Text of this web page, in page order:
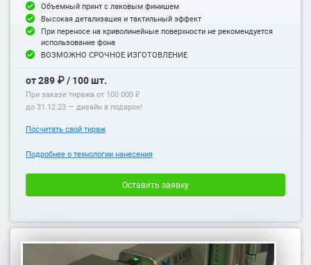
Объемный принт с лаковым финишем
Высокая детализация и тактильный эффект
При переносе на криволинейные поверхности не рекомендуется
использование фона
ВОЗМОЖНО СРОЧНОЕ ИЗГОТОВЛЕНИЕ
от 289 ₽ / 100 шт.
При заказе тиража от 100 000 ₽
до 31.12.23 — дизайн в подарок!
Посчитать свой тираж
Подробнее о технологии нанесения
Оставить заявку